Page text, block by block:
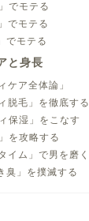
でモテる
でモテる
でモテる
と身長
ケア全体論」
脱毛」を徹底する
保湿」をこなす
を攻略する
イム」で男を磨く
臭」を撲滅する